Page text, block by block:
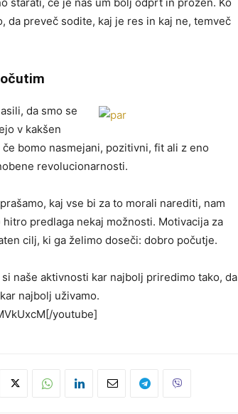
da preveč sodite, kaj je res in kaj ne, temveč
da smo se
v kakšen
bomo nasmejani, pozitivni, fit ali z eno
revolucionarnosti.
kaj vse bi za to morali narediti, nam
predlaga nekaj možnosti. Motivacija za
cilj, ki ga želimo doseči: dobro počutje.
naše aktivnosti kar najbolj priredimo tako, da
najbolj uživamo.
youtube]